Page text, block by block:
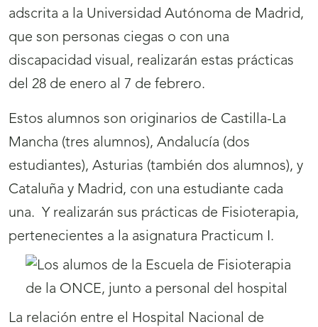
adscrita a la Universidad Autónoma de Madrid,
que son personas ciegas o con una
discapacidad visual, realizarán estas prácticas
del 28 de enero al 7 de febrero.
Estos alumnos son originarios de Castilla-La
Mancha (tres alumnos), Andalucía (dos
estudiantes), Asturias (también dos alumnos), y
Cataluña y Madrid, con una estudiante cada
una. Y realizarán sus prácticas de Fisioterapia,
pertenecientes a la asignatura Practicum I.
La relación entre el Hospital Nacional de